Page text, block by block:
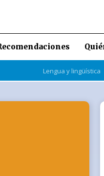
Lengua y lingüística